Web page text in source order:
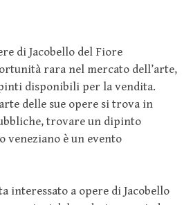
di Jacobello del Fiore
rara nel mercato dell’arte,
disponibili per la vendita.
delle sue opere si trova in
trovare un dipinto
veneziano è un evento
interessato a opere di Jacobello